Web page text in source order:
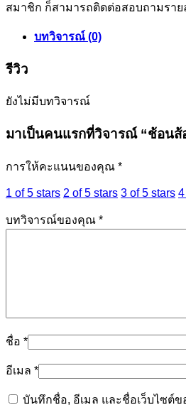
สมาชิก ก็สามารถติดต่อสอบถามราย
บทวิจารณ์ (0)
รีวิว
ยังไม่มีบทวิจารณ์
มาเป็นคนแรกที่วิจารณ์ “ช้อนส้
การให้คะแนนของคุณ *
1 of 5 stars 2 of 5 stars 3 of 5 stars
บทวิจารณ์ของคุณ *
ชื่อ *
อีเมล *
บันทึกชื่อ, อีเมล และชื่อเว็บไซต์ข